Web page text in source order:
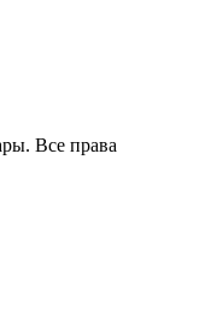
Все права